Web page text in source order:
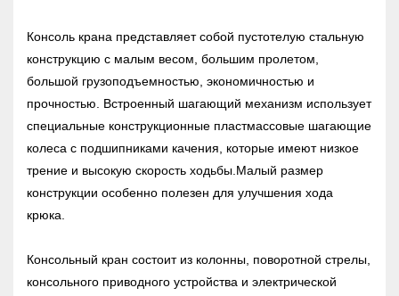
Консоль крана представляет собой пустотелую стальную
конструкцию с малым весом, большим пролетом,
большой грузоподъемностью, экономичностью и
прочностью. Встроенный шагающий механизм использует
специальные конструкционные пластмассовые шагающие
колеса с подшипниками качения, которые имеют низкое
трение и высокую скорость ходьбы.Малый размер
конструкции особенно полезен для улучшения хода
крюка.
Консольный кран состоит из колонны, поворотной стрелы,
консольного приводного устройства и электрической